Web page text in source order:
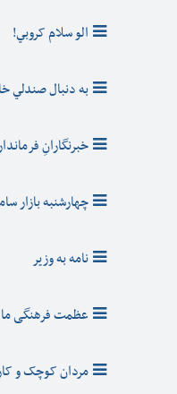
الو سلام کروبي!
به دنبال صندلي
خبرنگارانِ
چهارشنبه بازار
نامه به وزير
عظمت فرهنگی ما
مردان کوچک و